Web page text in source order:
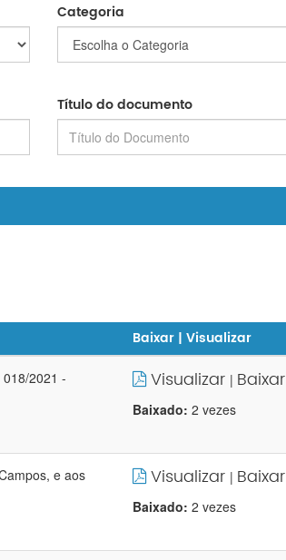
Categoria
Título do documento
Baixar | Visualizar
018/2021 - Visualizar | Baixar
Baixado: 2 vezes
e aos
Visualizar | Baixar
Baixado: 2 vezes